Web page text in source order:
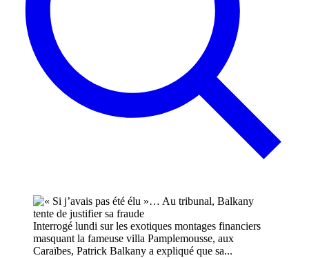
Interrogé lundi sur les exotiques montages financiers
masquant la fameuse villa Pamplemousse, aux
Caraïbes, Patrick Balkany a expliqué que sa...